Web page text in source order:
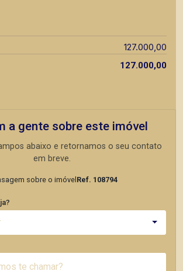
127.000,00
127.000,00
a gente sobre este imóvel
abaixo e retornamos o seu contato
em breve.
sobre o imóvelRef. 108794